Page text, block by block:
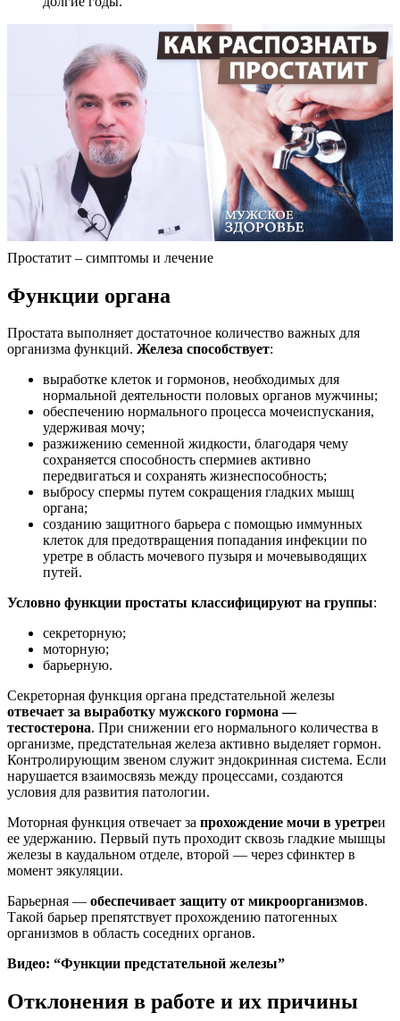
Простатит – симптомы и лечение
Функции органа
Простата выполняет достаточное количество важных для
организма функций. Железа способствует:
выработке клеток и гормонов, необходимых для
нормальной деятельности половых органов мужчины;
обеспечению нормального процесса мочеиспускания,
удерживая мочу;
разжижению семенной жидкости, благодаря чему
сохраняется способность спермиев активно
передвигаться и сохранять жизнеспособность;
выбросу спермы путем сокращения гладких мышц
органа;
созданию защитного барьера с помощью иммунных
клеток для предотвращения попадания инфекции по
уретре в область мочевого пузыря и мочевыводящих
путей.
Условно функции простаты классифицируют на группы:
секреторную;
моторную;
барьерную.
Секреторная функция органа предстательной железы
отвечает за выработку мужского гормона —
тестостерона. При снижении его нормального количества в
организме, предстательная железа активно выделяет гормон.
Контролирующим звеном служит эндокринная система. Если
нарушается взаимосвязь между процессами, создаются
условия для развития патологии.
Моторная функция отвечает за прохождение мочи в уретреи
ее удержанию. Первый путь проходит сквозь гладкие мышцы
железы в каудальном отделе, второй — через сфинктер в
момент эякуляции.
Барьерная — обеспечивает защиту от микроорганизмов.
Такой барьер препятствует прохождению патогенных
организмов в область соседних органов.
Видео: “Функции предстательной железы”
Отклонения в работе и их причины